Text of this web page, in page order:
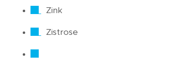
Zink
Zistrose